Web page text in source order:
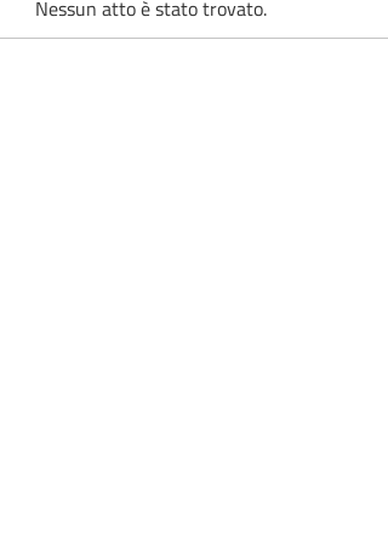
Nessun atto è stato trovato.